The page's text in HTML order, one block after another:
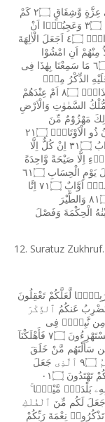
عِزَّةٍ وَّشِقَاقٍ ٢۝ كَمْ
٣۝ وَعَجِبُوْۤا
اَنْ
٤۝ اَجَعَلَ
الْاٰلِهَةَ
مِنْهُمْ اَنِ
امْشُوْا
مَا سَمِعْنَا بِهٰذَا فِى
الذِّكْرُ مِنْۢ
٨۝ اَمْ عِنْدَهُمْ
مُّلْكُ السَّمٰوٰتِ وَالْاَرْضِ
مَهْزُوْمٌ مِّنَ
ذُو الْاَوْتَادِۙ ٢١۝
٣١۝ اِنْ كُلٌّ
اِلَّا
اِلَّا صَيْحَةً وَّاحِدَةً
يَوْمِ الْحِسَابِ ٦١۝
اَوَّابٌ ٧١۝ اِنَّا
وَالطَّيْرَ
الْحِكْمَةَ وَفَصْلَ
12. Suratuz Zukhruf.
لَّعَلَّكُمْ تَعْقِلُونَ
عَنكُمُ ٱلذِّكْرَ
مِن نَّبِىٍّۢ فِى
٧۝ فَأَهْلَكْنَآ
سَأَلْتَهُم مَّنْ خَلَقَ
٩۝ ٱلَّذِى جَعَلَ
تَهْتَدُونَ ٠١۝
بَلْدَةًۭ مَّيْتًۭا
لَكُم مِّنَ ٱلْفُلْكِ
تَذْكُرُوا۟ نِعْمَةَ رَبِّكُمْ